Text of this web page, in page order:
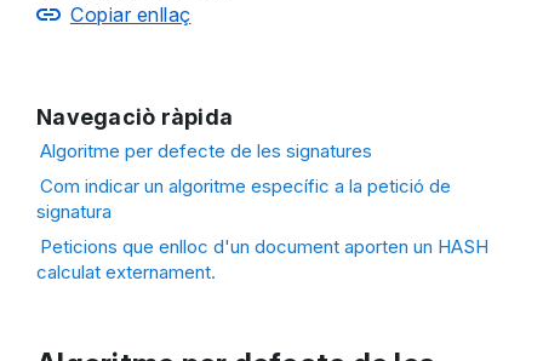
Copiar enllaç
Navegaciò ràpida
Algoritme per defecte de les signatures
Com indicar un algoritme específic a la petició de
signatura
Peticions que enlloc d'un document aporten un HASH
calculat externament.